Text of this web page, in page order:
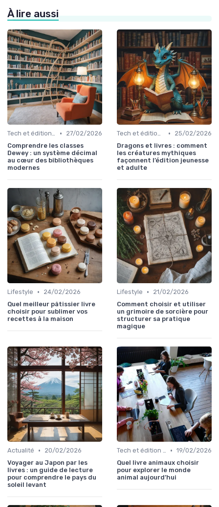
À lire aussi
Tech et édition de livre •
27/02/2026
Comprendre les classes
Dewey : un système décimal
au cœur des bibliothèques
modernes
Tech et édition de livre •
25/02/2026
Dragons et livres : comment
les créatures mythiques
façonnent l’édition jeunesse
et adulte
Lifestyle •
24/02/2026
Quel meilleur pâtissier livre
choisir pour sublimer vos
recettes à la maison
Lifestyle •
21/02/2026
Comment choisir et utiliser
un grimoire de sorcière pour
structurer sa pratique
magique
Actualité •
20/02/2026
Voyager au Japon par les
livres : un guide de lecture
pour comprendre le pays du
soleil levant
Tech et édition de livre • 19/02/2026
Quel livre animaux choisir
pour explorer le monde
animal aujourd’hui